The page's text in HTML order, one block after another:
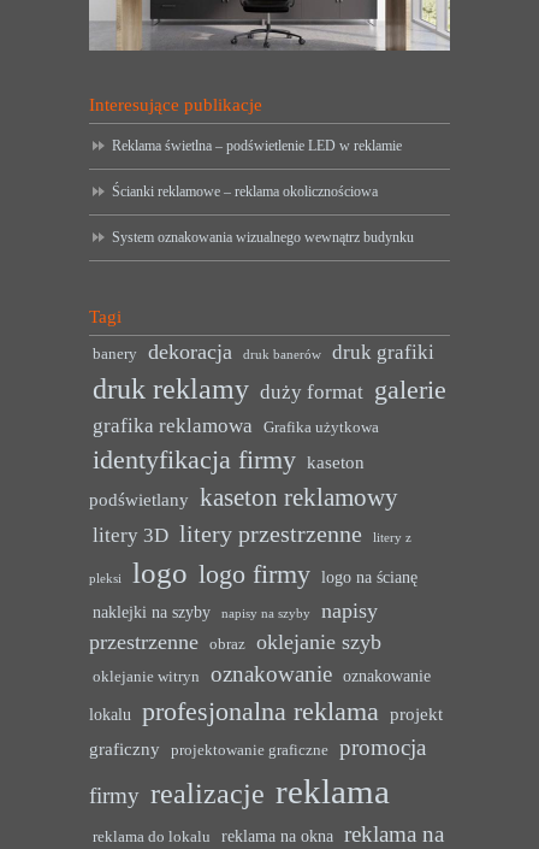
Interesujące publikacje
Reklama świetlna – podświetlenie LED w reklamie
Ścianki reklamowe – reklama okolicznościowa
System oznakowania wizualnego wewnątrz budynku
Tagi
banery dekoracja druk banerów druk grafiki
druk reklamy duży format galerie
grafika reklamowa Grafika użytkowa
identyfikacja firmy kaseton
podświetlany kaseton reklamowy
litery 3D litery przestrzenne litery z
pleksi logo logo firmy logo na ścianę
naklejki na szyby
napisy na szyby
napisy
przestrzenne
obraz oklejanie szyb
oklejanie witryn oznakowanie oznakowanie
lokalu profesjonalna reklama projekt
graficzny
projektowanie graficzne
promocja
firmy realizacje reklama
reklama do lokalu reklama na okna reklama na